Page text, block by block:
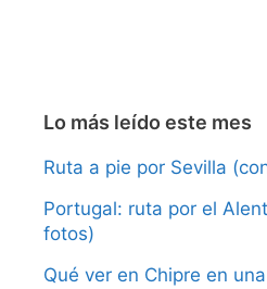
Lo más leído este mes
Ruta a pie por Sevilla
Portugal: ruta por el
fotos)
Qué ver en Chipre en